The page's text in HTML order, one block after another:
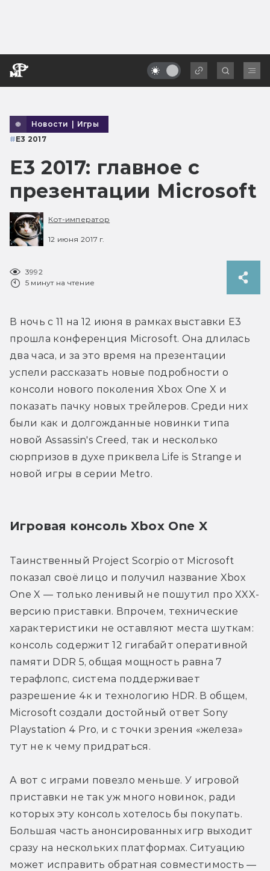
Новости | Игры
#E3 2017
E3 2017: главное с
презентации Microsoft
Кот-император
12 июня 2017 г.
3992
5 минут на чтение
В ночь с 11 на 12 июня в рамках выставки E3
прошла конференция Microsoft. Она длилась
два часа, и за это время на презентации
успели рассказать новые подробности о
консоли нового поколения Xbox One X и
показать пачку новых трейлеров. Среди них
были как и долгожданные новинки типа
новой Assassin's Creed, так и несколько
сюрпризов в духе приквела Life is Strange и
новой игры в серии Metro.
Игровая консоль Xbox One X
Таинственный Project Scorpio от Microsoft
показал своё лицо и получил название Xbox
One X — только ленивый не пошутил про XXX-
версию приставки. Впрочем, технические
характеристики не оставляют места шуткам:
консоль содержит 12 гигабайт оперативной
памяти DDR 5, общая мощность равна 7
терафлопс, система поддерживает
разрешение 4к и технологию HDR. В общем,
Microsoft создали достойный ответ Sony
Playstation 4 Pro, и с точки зрения «железа»
тут не к чему придраться.
А вот с играми повезло меньше. У игровой
приставки не так уж много новинок, ради
которых эту консоль хотелось бы покупать.
Большая часть анонсированных игр выходит
сразу на нескольких платформах. Ситуацию
может исправить обратная совместимость —